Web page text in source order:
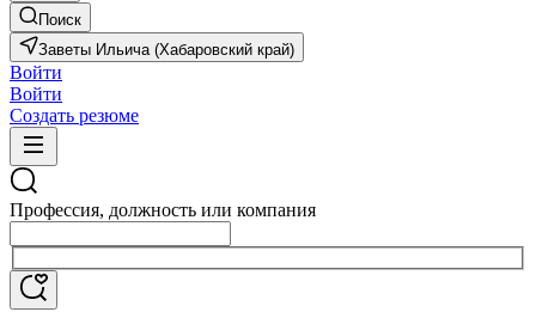
Поиск
Заветы Ильича (Хабаровский край)
Войти
Войти
Создать резюме
Профессия, должность или компания